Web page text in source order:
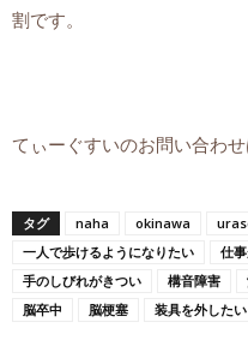
割です。
てぃーぐすいのお問い合わせ
タグ naha okinawa
一人で歩けるようになりたい
仕
手のしびれがきつい
構音障害
脳卒中
脳梗塞 装具を外したい